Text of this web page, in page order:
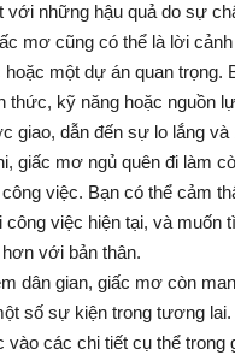
với những hậu quả do sự
mơ cũng có thể là lời
một dự án quan trọng.
thức, kỹ năng hoặc nguồn
giao, dẫn đến sự lo lắng và
giấc mơ ngủ quên đi làm
việc. Bạn có thể cảm
việc hiện tại, và muốn
với bản thân.
dân gian, giấc mơ còn
số sự kiện trong tương lai.
vào các chi tiết cụ thể trong